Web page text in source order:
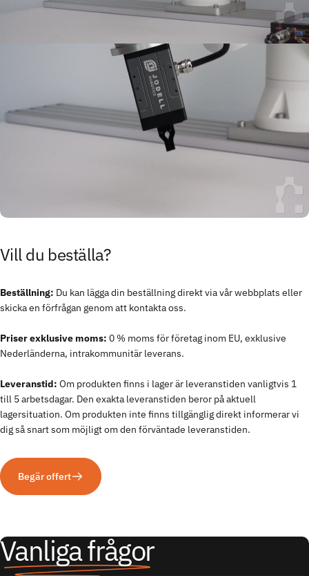
Villdu beställa?
Beställning: Du kan lägga din beställning direkt via vår webbplats eller
skicka en förfrågan genom att kontakta oss.
Priser exklusive moms: 0 % moms för företag inom EU, exklusive
Nederländerna, intrakommunitär leverans.
Leveranstid: Om produkten finns i lager är leveranstiden vanligtvis 1
till 5 arbetsdagar. Den exakta leveranstiden beror på aktuell
lagersituation. Om produkten inte finns tillgänglig direkt informerar vi
dig så snart som möjligt om den förväntade leveranstiden.
Begär offert
Vanliga frågor